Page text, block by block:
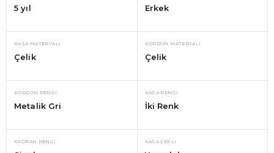
5 yıl Erkek
KASA MATERYALI
Çelik
KORDON MATERYALI
Çelik
KORDON RENGI
Metalik Gri
KASA RENGI
İki Renk
KADRAN RENGI KASA ŞEKLI